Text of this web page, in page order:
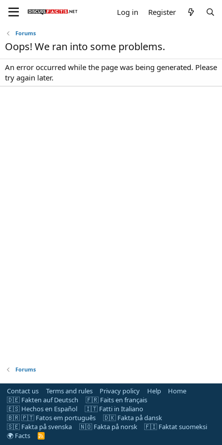
Log in Register
Forums
Oops! We ran into some problems.
An error occurred while the page was being generated. Please
try again later.
Forums
Contact us Terms and rules Privacy policy Help
Home
🇩🇪 Fakten auf Deutsch
🇫🇷 Faits en français
🇪🇸 Hechos en Español
🇮🇹 Fatti in Italiano
🇧🇷 🇵🇹 Fatos em português
🇩🇰 Fakta på dansk
🇸🇪 Fakta på svenska
🇳🇴 Fakta på norsk
🇫🇮 Faktat suomeksi
🌍 Facts
R